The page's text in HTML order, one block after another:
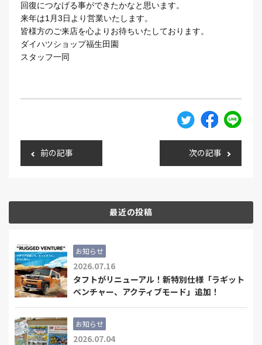
回復につなげる事ができたかなと思います。
来年は1月3日より営業いたします。
皆様方のご来店を心よりお待ちいたしております。
ダイハツショップ福生田園
スタッフ一同
前の記事 次の記事
最近の投稿
お知らせ
2026.07.16
タフトがリニューアル！新特別仕様「ラギット
ベンチャー、アクティブモード」追加！
お知らせ
2026.07.04